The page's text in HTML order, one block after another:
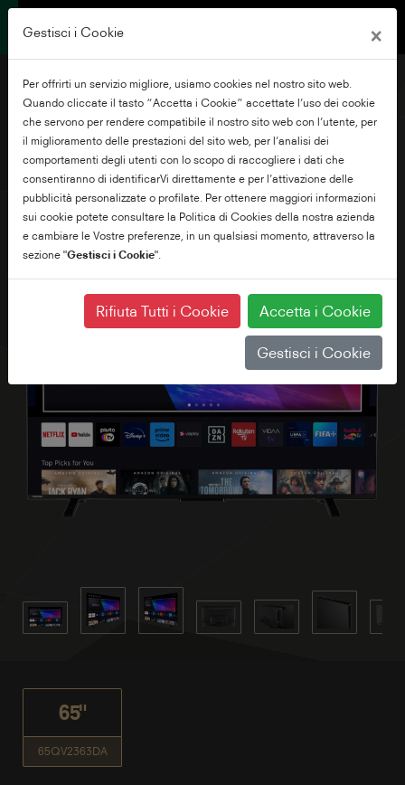
65" UHD VIDAA TV
65"
65QV2363DA
Gestisci i Cookie ×
Per offrirti un servizio migliore, usiamo cookies nel nostro sito web.
Quando cliccate il tasto “Accetta i Cookie” accettate l’uso dei cookie
che servono per rendere compatibile il nostro sito web con l’utente, per
il miglioramento delle prestazioni del sito web, per l’analisi dei
comportamenti degli utenti con lo scopo di raccogliere i dati che
consentiranno di identificarVi direttamente e per l’attivazione delle
pubblicità personalizzate o profilate. Per ottenere maggiori informazioni
sui cookie potete consultare la Politica di Cookies della nostra azienda
e cambiare le Vostre preferenze, in un qualsiasi momento, attraverso la
sezione "Gestisci i Cookie".
Rifiuta Tutti i Cookie Accetta i Cookie
Gestisci i Cookie